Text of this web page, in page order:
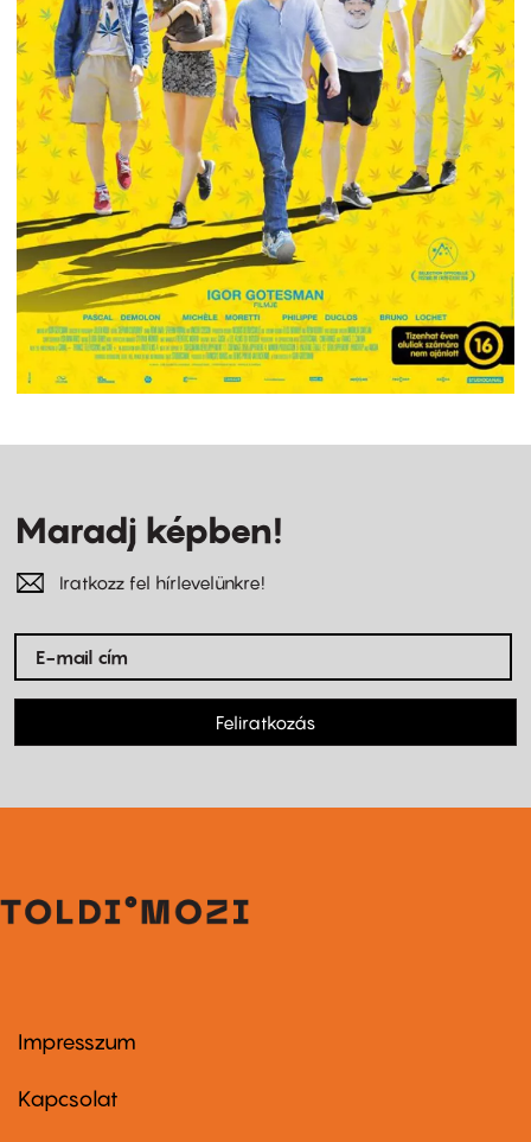
Maradj képben!
Iratkozz fel hírlevelünkre!
Feliratkozás
Footer
first
Impresszum
Kapcsolat